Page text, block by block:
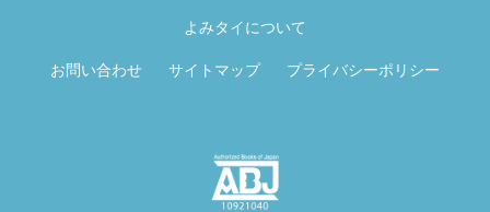
よみタイについて
お問い合わせ サイトマップ プライバシーポリシー